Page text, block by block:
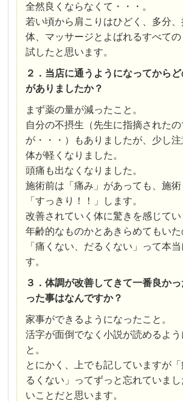
全然良くならなくて・・・。
若い頃から肩こりはひどく、多分
体、マッサージとよばれるすべての
試したと思います。
２．当店に通うようになってから
がありましたか？
まず薬の量が減ったこと。
自分の不摂生（先生に指摘されたの
が・・・）もありましたが、少し
体が軽くなりました。
頭痛も出なくなりました。
施術前は「痛み」があっても、施術
「すっきり！！」します。
改善されていく体に驚きを感じてい
年齢的なものかとあきらめてもいた
「痛くない、だるくない」って本
す。
３．体調が改善してきて一番良か
った事はなんですか？
家事ができるようになったこと。
活字が面倒でなく小説が読めるよう
と。
とにかく、上でも記していますが
るくない」ってずっと忘れていま
いことだと思います。